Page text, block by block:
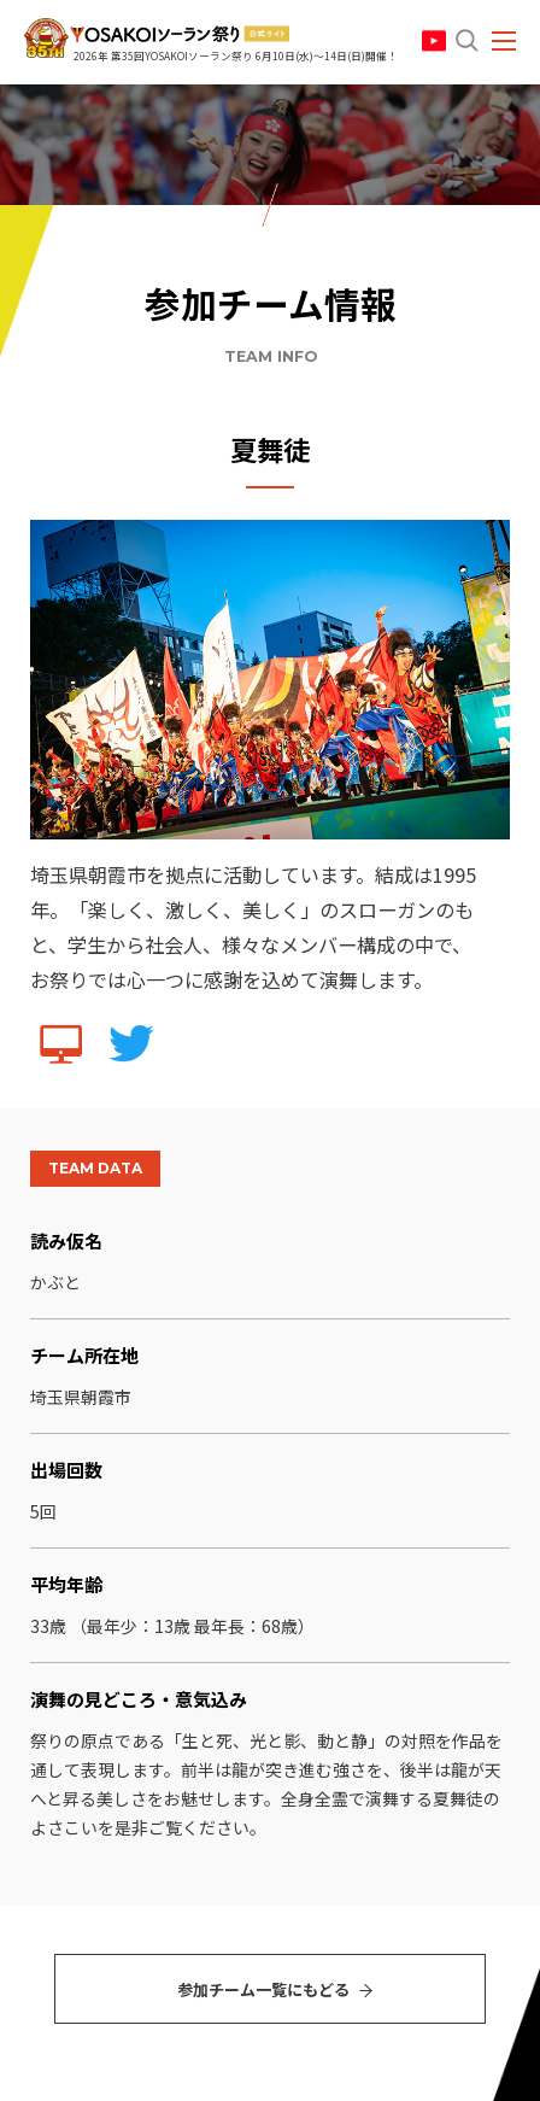
2026年 第35回YOSAKOIソーラン祭り 6月10日(水)～14日(日)開催！
search
参加チーム情報
TEAM INFO
夏舞徒
埼玉県朝霞市を拠点に活動しています。結成は1995
年。「楽しく、激しく、美しく」のスローガンのも
と、学生から社会人、様々なメンバー構成の中で、
お祭りでは心一つに感謝を込めて演舞します。
TEAM DATA
読み仮名
かぶと
チーム所在地
埼玉県朝霞市
出場回数
5回
平均年齢
33歳 （最年少：13歳 最年⻑：68歳）
演舞の見どころ・ 意気込み
祭りの原点である「生と死、光と影、動と静」の対照を作品を
通して表現します。前半は龍が突き進む強さを、後半は龍が天
へと昇る美しさをお魅せします。全身全霊で演舞する夏舞徒の
よさこいを是非ご覧ください。
参加チーム⼀覧にもどる